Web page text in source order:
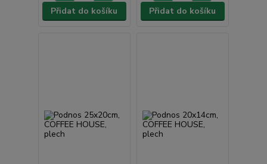
Přidat do košíku Přidat do košíku